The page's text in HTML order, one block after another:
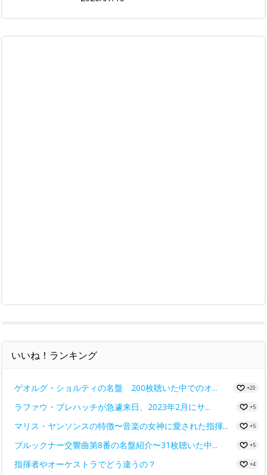
いいね！ランキング
ゲオルグ・ショルティの名盤 200枚聴いた中でのオ... +20
ラファウ・ブレハッチが急遽来日、2023年2月にサ... +5
マリス・ヤンソンスの特徴〜音楽の女神に愛された指揮... +5
ブルックナー交響曲第8番の名盤紹介〜31枚聴いた中... +5
指揮者やオーケストラでどう違うの？ +4